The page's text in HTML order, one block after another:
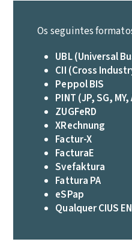
Os seguintes
UBL (Universal
CII (Cross
Peppol BIS
PINT (JP, SG, MY,
ZUGFeRD
XRechnung
Factur-X
FacturaE
Svefaktura
Fattura PA
eSPap
Qualquer CIUS